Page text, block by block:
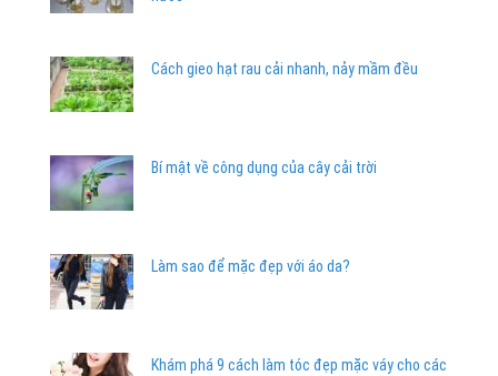
Cách gieo hạt rau cải nhanh, nảy mầm đều
Bí mật về công dụng của cây cải trời
Làm sao để mặc đẹp với áo da?
Khám phá 9 cách làm tóc đẹp mặc váy cho các